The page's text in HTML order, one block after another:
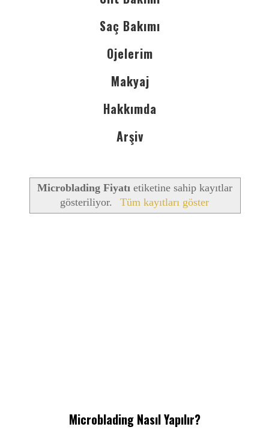
Saç Bakımı
Ojelerim
Makyaj
Hakkımda
Arşiv
Microblading Fiyatı etiketine sahip kayıtlar
gösteriliyor.
Tüm kayıtları göster
Microblading Nasıl Yapılır?